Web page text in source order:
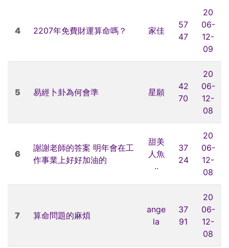
4 2207年免費財運算命嗎？ 家佳
57
47
20
06-
12-
09
5 易經卜卦為何會準 星願
42
70
20
06-
12-
08
6
謝謝老師的答案 明年會在工
作事業上好好加油的
甜美
人魚
..
37
24
20
06-
12-
08
7 算命問題的麻煩
ange
la
37
91
20
06-
12-
08